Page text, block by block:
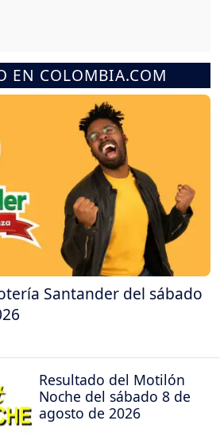
EN COLOMBIA.COM
Santander del sábado
Resultado del Motilón
Noche del sábado 8 de
agosto de 2026